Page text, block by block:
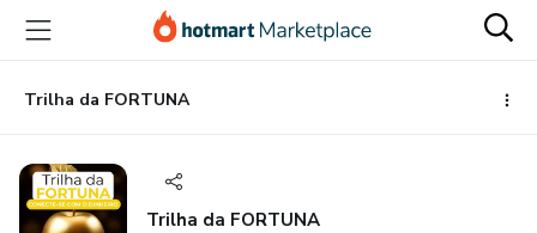
para
conteúdo
principal
para
pagamento
para
rodapé
Trilha da FORTUNA
Trilha da FORTUNA